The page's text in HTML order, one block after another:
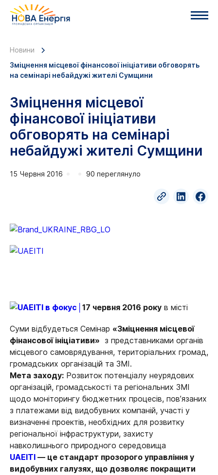
Новини
Зміцнення місцевої фінансової ініціативи обговорять
на семінарі небайдужі жителі Сумщини
Зміцнення місцевої
фінансової ініціативи
обговорять на семінарі
небайдужі жителі Сумщини
15 Червня 2016 90 переглянуло
17 червня 2016 року в місті
Суми відбудеться Семінар «Зміцнення місцевої
фінансової ініціативи» з представниками органів
місцевого самоврядування, територіальних громад,
громадських організацій та ЗМІ.
Мета заходу: Розвиток потенціалу неурядових
організацій, громадськості та регіональних ЗМІ
щодо моніторингу бюджетних процесів, пов’язаних
з платежами від видобувних компаній, участі у
визначенні проектів, необхідних для розвитку
регіональної інфраструктури, захисту
навколишнього природного середовища
UAEITI — це стандарт прозорого управління у
видобувних галузях, що дозволяє покращити